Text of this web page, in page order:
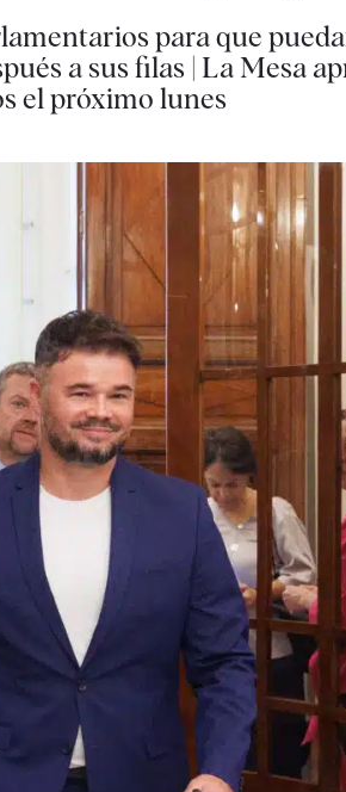
para que
a sus filas | La Mesa
el próximo lunes